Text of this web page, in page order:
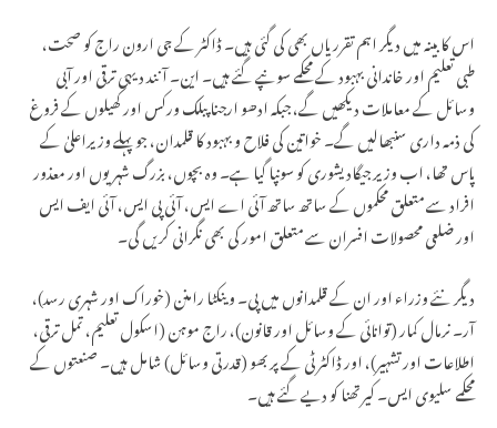
اس کابینہ میں دیگر اہم تقرریاں بھی کی گئی ہیں۔ ڈاکٹر کے جی ارون راج کو صحت،
طبی تعلیم اور خاندانی بہبود کے محکمے سونپے گئے ہیں۔ این۔ آنند دیہی ترقی اور آبی
وسائل کے معاملات دیکھیں گے، جبکہ ادھو ارجنا پبلک ورکس اور کھیلوں کے فروغ
کی ذمہ داری سنبھالیں گے۔ خواتین کی فلاح و بہبود کا قلمدان، جو پہلے وزیراعلیٰ کے
پاس تھا، اب وزیر جیگادیشوری کو سونپا گیا ہے۔ وہ بچوں، بزرگ شہریوں اور معذور
افراد سے متعلق محکموں کے ساتھ ساتھ آئی اے ایس، آئی پی ایس، آئی ایف ایس
اور ضلعی محصولات افسران سے متعلق امور کی بھی نگرانی کریں گی۔
دیگر نئے وزراء اور ان کے قلمدانوں میں پی۔ وینکٹا رامنن (خوراک اور شہری رسد)،
آر۔ نرمال کمار (توانائی کے وسائل اور قانون)، راج موہن (اسکول تعلیم، تمل ترقی،
اطلاعات اور تشہیر)، اور ڈاکٹر ٹی کے پربھو (قدرتی وسائل) شامل ہیں۔ صنعتوں کے
محکمے سلیوی ایس۔ کیرتھنا کو دیے گئے ہیں۔